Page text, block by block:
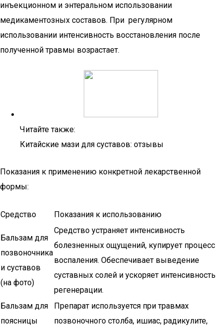
инъекционном и энтеральном использовании
медикаментозных составов. При регулярном
использовании интенсивность восстановления после
полученной травмы возрастает.
Читайте также:
Китайские мази для суставов: отзывы
Показания к применению конкретной лекарственной
формы:
Средство Показания к использованию
Бальзам для
позвоночника
и суставов
(на фото)
Средство устраняет интенсивность
болезненных ощущений, купирует процесс
воспаления. Обеспечивает выведение
суставных солей и ускоряет интенсивность
регенерации.
Бальзам для
поясницы
Препарат используется при травмах
позвоночного столба, ишиас, радикулите,